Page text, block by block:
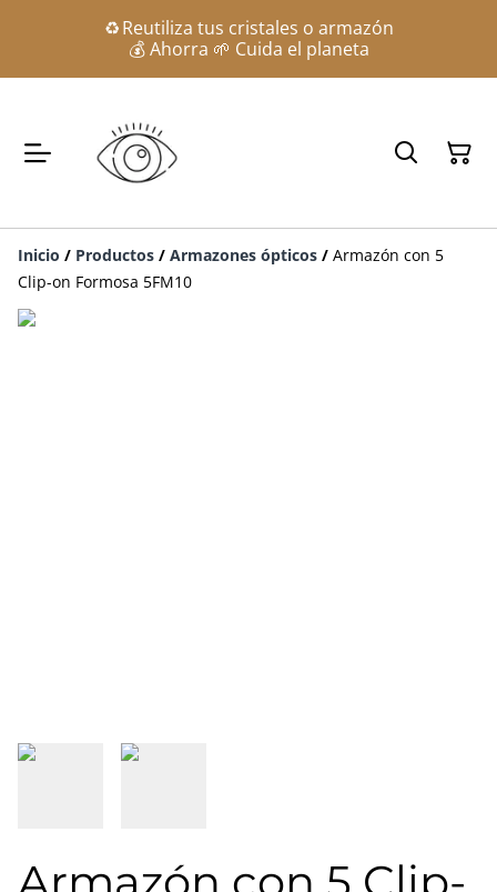
♻️ Reutiliza tus cristales o armazón
💰 Ahorra 🌱 Cuida el planeta
Inicio / Productos / Armazones ópticos / Armazón con 5
Clip-on Formosa 5FM10